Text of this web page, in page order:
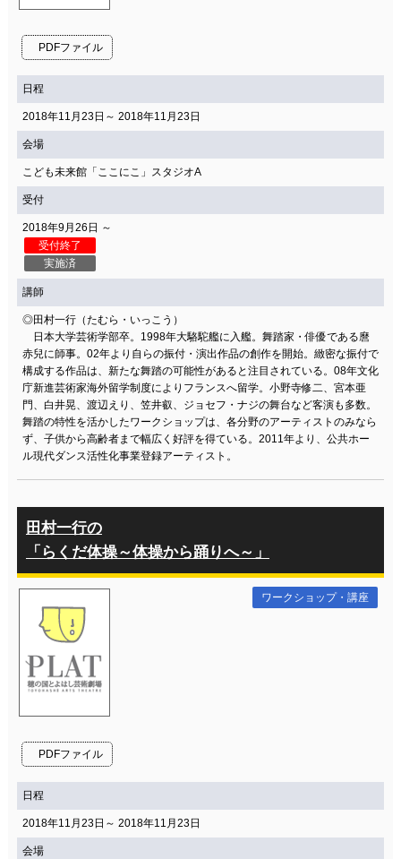
PDFファイル
日程
2018年11月23日～ 2018年11月23日
会場
こども未来館「ここにこ」スタジオA
受付
2018年9月26日 ～
受付終了
実施済
講師
◎田村一行（たむら・いっこう）
日本大学芸術学部卒。1998年大駱駝艦に入艦。舞踏家・俳優である麿
赤兒に師事。02年より自らの振付・演出作品の創作を開始。緻密な振付で
構成する作品は、新たな舞踏の可能性があると注目されている。08年文化
庁新進芸術家海外留学制度によりフランスへ留学。小野寺修二、宮本亜
門、白井晃、渡辺えり、笠井叡、ジョセフ・ナジの舞台など客演も多数。
舞踏の特性を活かしたワークショップは、各分野のアーティストのみなら
ず、子供から高齢者まで幅広く好評を得ている。2011年より、公共ホー
ル現代ダンス活性化事業登録アーティスト。
田村一行の
「らくだ体操～体操から踊りへ～」
PDFファイル
ワークショップ・講座
日程
2018年11月23日～ 2018年11月23日
会場